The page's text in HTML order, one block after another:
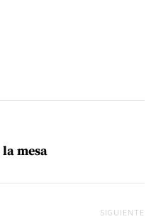
mesa
SIGUIENTE